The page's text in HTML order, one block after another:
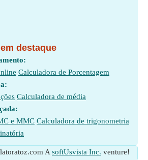
destaque
Calculadora de Porcentagem
Calculadora de média
e MMC Calculadora de trigonometria
A softUsvista Inc. venture!